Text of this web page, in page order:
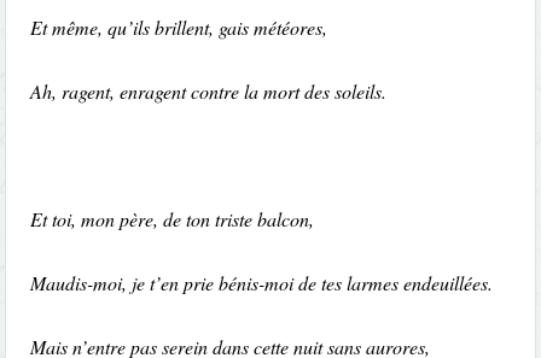
Et même, qu’ils brillent, gais météores,
Ah, ragent, enragent contre la mort des soleils.
Et toi, mon père, de ton triste balcon,
Maudis-moi, je t’en prie bénis-moi de tes larmes endeuillées.
Mais n’entre pas serein dans cette nuit sans aurores,